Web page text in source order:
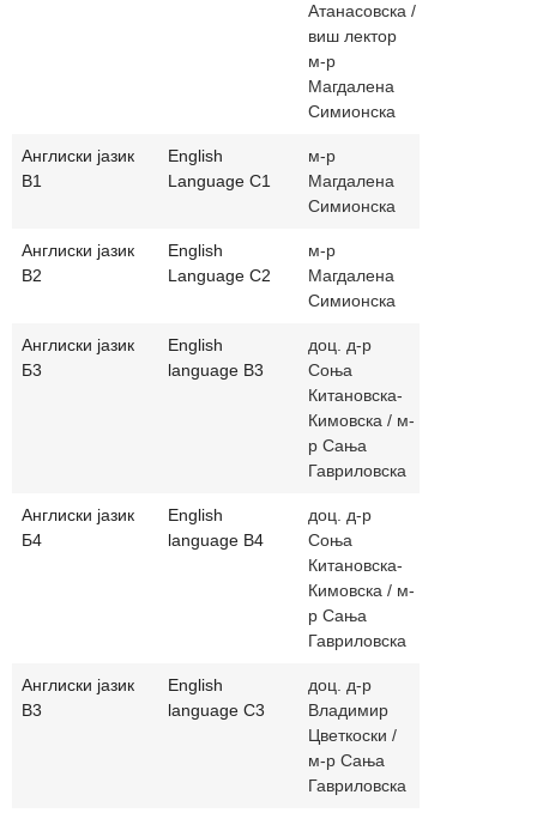
Атанасовска /
виш лектор
м-р
Магдалена
Симионска
Англиски јазик
В1
English
Language C1
м-р
Магдалена
Симионска
Англиски јазик
В2
English
Language C2
м-р
Магдалена
Симионска
Англиски јазик
Б3
English
language B3
доц. д-р
Соња
Китановска-
Кимовска / м-
р Сања
Гавриловска
Англиски јазик
Б4
English
language B4
доц. д-р
Соња
Китановска-
Кимовска / м-
р Сања
Гавриловска
Англиски јазик
В3
English
language C3
доц. д-р
Владимир
Цветкоски /
м-р Сања
Гавриловска